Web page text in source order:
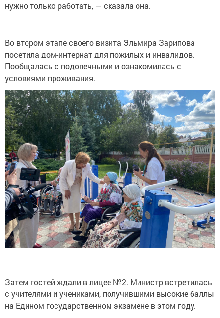
нужно только работать, — сказала она.
Во втором этапе своего визита Эльмира Зарипова
посетила дом-интернат для пожилых и инвалидов.
Пообщалась с подопечными и ознакомилась с
условиями проживания.
Затем гостей ждали в лицее №2. Министр встретилась
с учителями и учениками, получившими высокие баллы
на Едином государственном экзамене в этом году.